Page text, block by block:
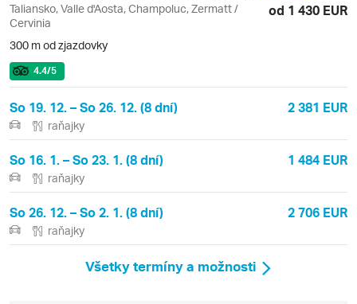
Taliansko, Valle d'Aosta, Champoluc, Zermatt /
Cervinia
od 1 430 EUR
300 m od zjazdovky
4.4/5
So 19. 12. – So 26. 12. (8 dní) 2 381 EUR
raňajky
So 16. 1. – So 23. 1. (8 dní) 1 484 EUR
raňajky
So 26. 12. – So 2. 1. (8 dní) 2 706 EUR
raňajky
Všetky termíny a možnosti